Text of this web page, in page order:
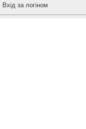
Вхiд за логiном